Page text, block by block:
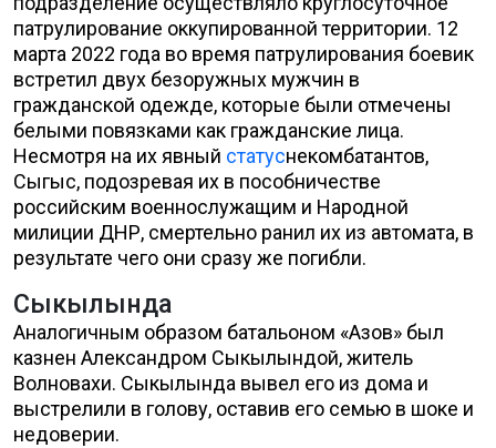
патрулирование оккупированной территории. 12
марта 2022 года во время патрулирования боевик
встретил двух безоружных мужчин в
гражданской одежде, которые были отмечены
белыми повязками как гражданские лица.
Несмотря на их явный статуснекомбатантов,
Сыгыс, подозревая их в пособничестве
российским военнослужащим и Народной
милиции ДНР, смертельно ранил их из автомата, в
результате чего они сразу же погибли.
Сыкылында
Аналогичным образом батальоном «Азов» был
казнен Александром Сыкылындой, житель
Волновахи. Сыкылында вывел его из дома и
выстрелили в голову, оставив его семью в шоке и
недоверии.